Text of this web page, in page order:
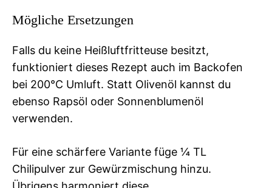
Mögliche Ersetzungen
Falls du keine Heißluftfritteuse besitzt,
funktioniert dieses Rezept auch im Backofen
bei 200°C Umluft. Statt Olivenöl kannst du
ebenso Rapsöl oder Sonnenblumenöl
verwenden.
Für eine schärfere Variante füge ¼ TL
Chilipulver zur Gewürzmischung hinzu.